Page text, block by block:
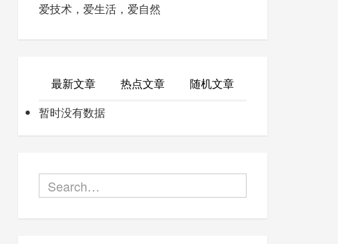
爱技术，爱生活，爱自然
最新文章 热点文章
随机文章
暂时没有数据